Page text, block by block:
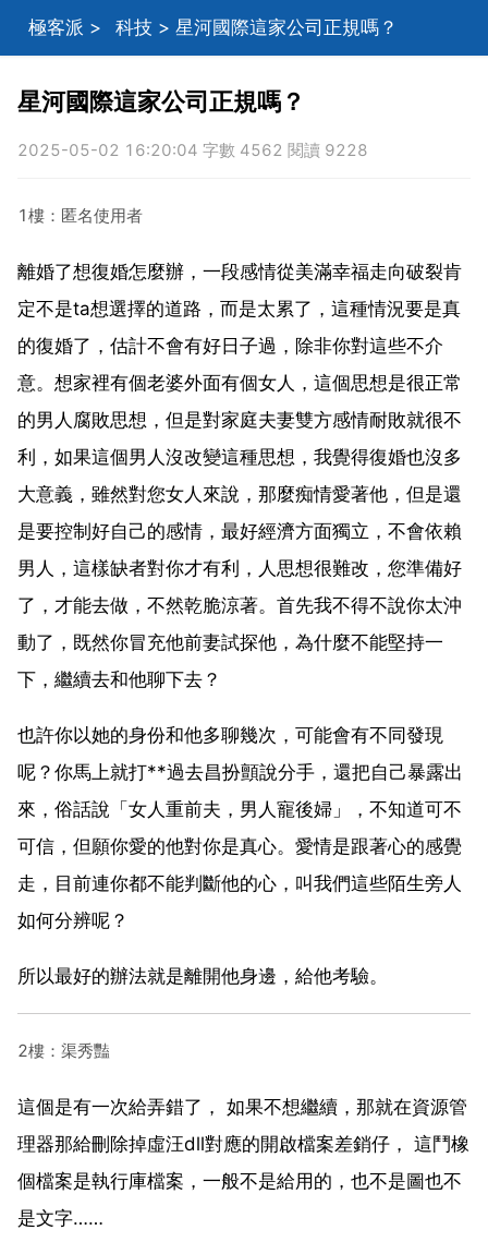
極客派 > 科技 > 星河國際這家公司正規嗎？
星河國際這家公司正規嗎？
2025-05-02 16:20:04 字數 4562 閱讀 9228
1樓：匿名使用者
離婚了想復婚怎麼辦，一段感情從美滿幸福走向破裂肯
定不是ta想選擇的道路，而是太累了，這種情況要是真
的復婚了，估計不會有好日子過，除非你對這些不介
意。想家裡有個老婆外面有個女人，這個思想是很正常
的男人腐敗思想，但是對家庭夫妻雙方感情耐敗就很不
利，如果這個男人沒改變這種思想，我覺得復婚也沒多
大意義，雖然對您女人來說，那麼痴情愛著他，但是還
是要控制好自己的感情，最好經濟方面獨立，不會依賴
男人，這樣缺者對你才有利，人思想很難改，您準備好
了，才能去做，不然乾脆涼著。首先我不得不說你太沖
動了，既然你冒充他前妻試探他，為什麼不能堅持一
下，繼續去和他聊下去？
也許你以她的身份和他多聊幾次，可能會有不同發現
呢？你馬上就打**過去昌扮顫說分手，還把自己暴露出
來，俗話說「女人重前夫，男人寵後婦」，不知道可不
可信，但願你愛的他對你是真心。愛情是跟著心的感覺
走，目前連你都不能判斷他的心，叫我們這些陌生旁人
如何分辨呢？
所以最好的辦法就是離開他身邊，給他考驗。
2樓：渠秀豔
這個是有一次給弄錯了， 如果不想繼續，那就在資源管
理器那給刪除掉虛汪dll對應的開啟檔案差銷仔， 這鬥橡
個檔案是執行庫檔案，一般不是給用的，也不是圖也不
是文字……